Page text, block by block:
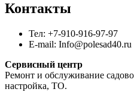
Контакты
Тел: +7-910-916-97-97
E-mail: Info@polesad40.ru
Сервисный центр
Ремонт и обслуживание
настройка, ТО.